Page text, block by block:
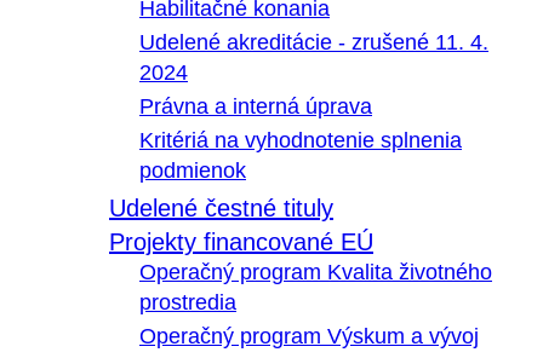
Habilitačné konania
Udelené akreditácie - zrušené 11. 4.
2024
Právna a interná úprava
Kritériá na vyhodnotenie splnenia
podmienok
Udelené čestné tituly
Projekty financované EÚ
Operačný program Kvalita životného
prostredia
Operačný program Výskum a vývoj